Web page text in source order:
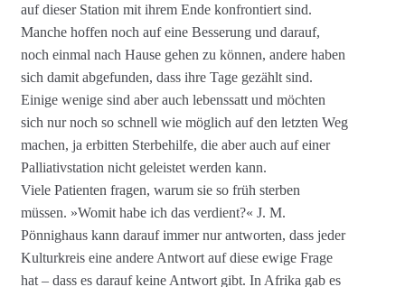
auf dieser Station mit ihrem Ende konfrontiert sind.
Manche hoffen noch auf eine Besserung und darauf,
noch einmal nach Hause gehen zu können, andere haben
sich damit abgefunden, dass ihre Tage gezählt sind.
Einige wenige sind aber auch lebenssatt und möchten
sich nur noch so schnell wie möglich auf den letzten Weg
machen, ja erbitten Sterbehilfe, die aber auch auf einer
Palliativstation nicht geleistet werden kann.
Viele Patienten fragen, warum sie so früh sterben
müssen. »Womit habe ich das verdient?« J. M.
Pönnighaus kann darauf immer nur antworten, dass jeder
Kulturkreis eine andere Antwort auf diese ewige Frage
hat – dass es darauf keine Antwort gibt. In Afrika gab es